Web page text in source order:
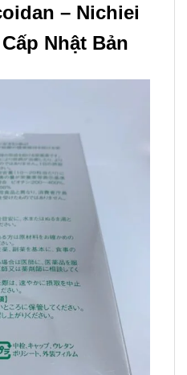
– Nichiei
Nhật Bản